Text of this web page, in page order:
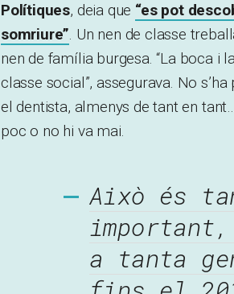
Polítiques, deia que “es pot
somriure”. Un nen de classe
nen de família burgesa. “La boca i
classe social”, assegurava. No
el dentista, almenys de tant en
poc o no hi va mai.
Això és
a tanta